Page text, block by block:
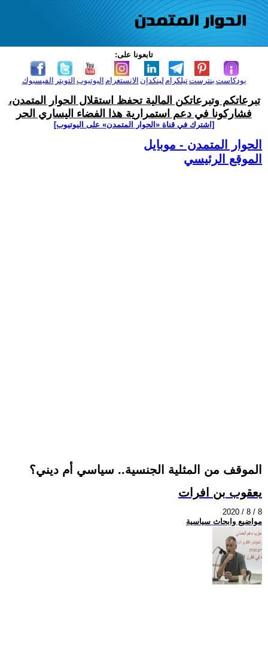
تابعونا على:
الفيسبوك التويتر اليوتيوب الانستغرام لينكدإن تيلكرامبنترست بودكاست
تبرعاتكم وتبرعاتكن المالية تحفظ استقلال الحوار المتمدن،
فشاركونا في دعم استمرارية هذا الفضاء اليساري الحر
[اشترك في قناة ‫«الحوار المتمدن» على اليوتيوب]
الحوار المتمدن - موبايل
الموقع الرئيسي
الموقف من المثلية الجنسية.. سياسي أم ديني؟
يعقوب بن افرات
2020 / 8 / 8
مواضيع وابحاث سياسية